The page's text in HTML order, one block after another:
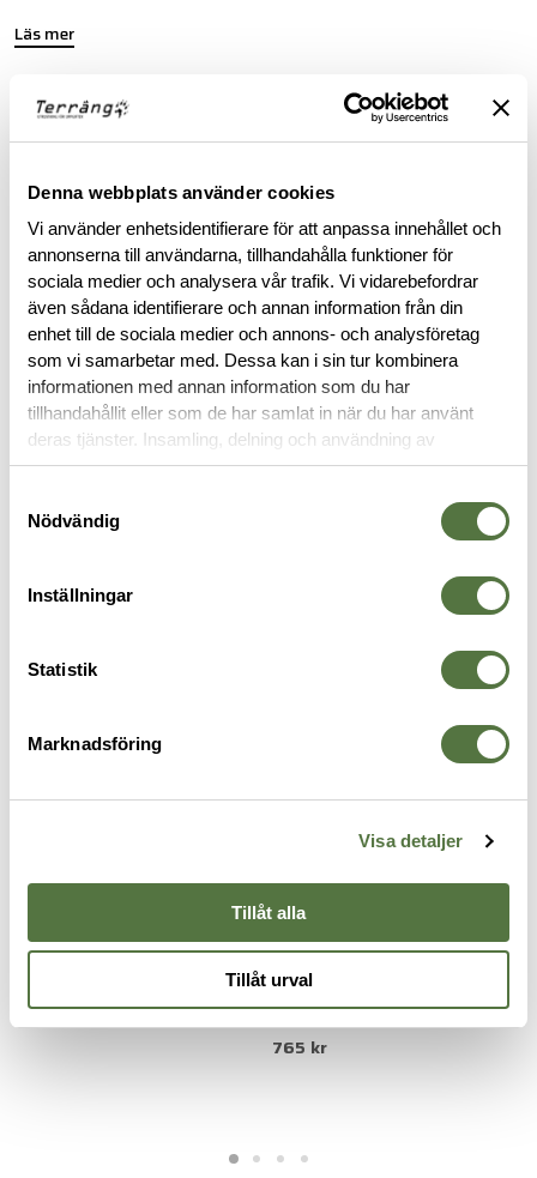
Denna webbplats använder cookies
Vi använder enhetsidentifierare för att anpassa innehållet och
annonserna till användarna, tillhandahålla funktioner för
sociala medier och analysera vår trafik. Vi vidarebefordrar
även sådana identifierare och annan information från din
enhet till de sociala medier och annons- och analysföretag
som vi samarbetar med. Dessa kan i sin tur kombinera
informationen med annan information som du har
tillhandahållit eller som de har samlat in när du har använt
deras tjänster. Insamling, delning och användning av
personuppgifter kan användas för personalisering av
Nödvändig
Inställningar
Statistik
Marknadsföring
Visa detaljer
Tillåt alla
Tillåt urval
Läs mer
FINNS I FÖLJANDE FÄRGER
BESKRIVNING
STORLEKSGUIDE
RECENSIONER
OM VARUMÄRKET
TILLBEHÖR FÄLT
Insulated Tent Boots Black Small Low Profile 3L Hydration
765 kr